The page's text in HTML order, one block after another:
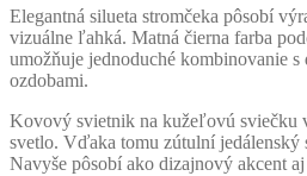
Elegantná silueta stromčeka pôsobí
vizuálne ľahká. Matná čierna farba
umožňuje jednoduché kombinovanie
ozdobami.
Kovový svietnik na kužeľovú sviečku
svetlo. Vďaka tomu zútulní jedálenský
Navyše pôsobí ako dizajnový akcent